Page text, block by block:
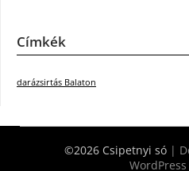
Címkék
darázsirtás Balaton
©2026 Csipetnyi só |